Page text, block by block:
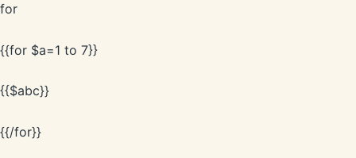
for
{{for $a=1 to 7}}
{{$abc}}
{{/for}}